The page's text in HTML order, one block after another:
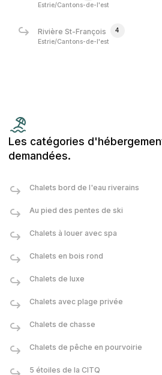
Estrie/Cantons-de-l'est
Rivière St-François
4
Estrie/Cantons-de-l'est
Les catégories
demandées.
Chalets bord de l'eau riverains
Au pied des pentes de ski
Chalets à louer avec spa
Chalets en bois rond
Chalets de luxe
Chalets avec plage privée
Chalets de chasse
Chalets de pêche en pourvoirie
5 étoiles de la CITQ